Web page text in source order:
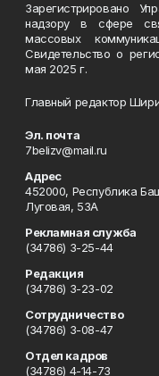
Зарегистрировано
надзору в сфере
массовых
Свидетельство о
мая 2025 г.
Главный редактор
Эл. почта
7belizv@mail.ru
Адрес
452000, Республика
Луговая, 53А
Рекламная служба
(34786) 3-25-44
Редакция
(34786) 3-23-02
Сотрудничество
(34786) 3-08-47
Отдел кадров
(34786) 4-14-73